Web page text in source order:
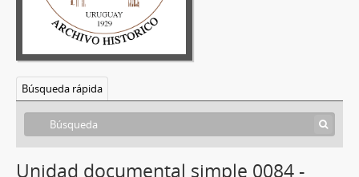
Búsqueda rápida
Unidad documental simple 0084 -